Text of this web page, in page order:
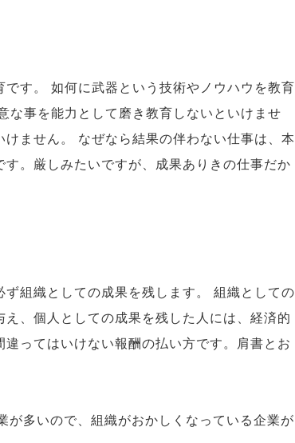
す。 如何に武器という技術やノウハウを教育
な事を能力として磨き教育しないといけませ
ません。 なぜなら結果の伴わない仕事は、本
。厳しみたいですが、成果ありきの仕事だか
組織としての成果を残します。 組織としての
、個人としての成果を残した人には、経済的
ってはいけない報酬の払い方です。肩書とお
が多いので、組織がおかしくなっている企業が